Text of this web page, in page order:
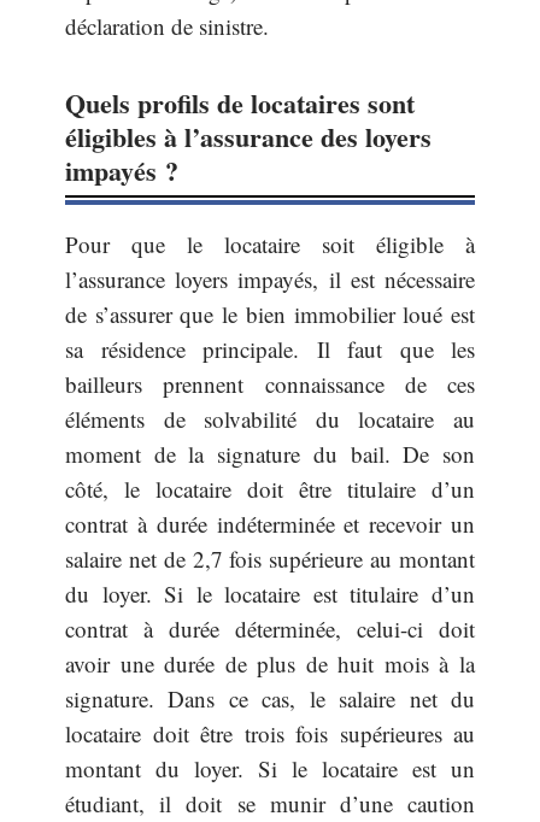
déclaration de sinistre.
Quels profils de locataires sont
éligibles à l’assurance des loyers
impayés ?
Pour que le locataire soit éligible à
l’assurance loyers impayés, il est nécessaire
de s’assurer que le bien immobilier loué est
sa résidence principale. Il faut que les
bailleurs prennent connaissance de ces
éléments de solvabilité du locataire au
moment de la signature du bail. De son
côté, le locataire doit être titulaire d’un
contrat à durée indéterminée et recevoir un
salaire net de 2,7 fois supérieure au montant
du loyer. Si le locataire est titulaire d’un
contrat à durée déterminée, celui-ci doit
avoir une durée de plus de huit mois à la
signature. Dans ce cas, le salaire net du
locataire doit être trois fois supérieures au
montant du loyer. Si le locataire est un
étudiant, il doit se munir d’une caution